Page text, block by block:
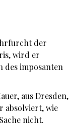
der
wird er
des imposanten
aus Dresden,
absolviert, wie
nicht.